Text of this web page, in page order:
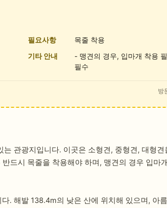
필요사항
목줄 착용
기타 안내
- 맹견의 경우, 입마개 착용
필수
방
관광지입니다. 이곳은 소형견, 중형견, 대형
드시 목줄을 착용해야 하며, 맹견의 경우 입마
. 해발 138.4m의 낮은 산에 위치해 있으며, 아